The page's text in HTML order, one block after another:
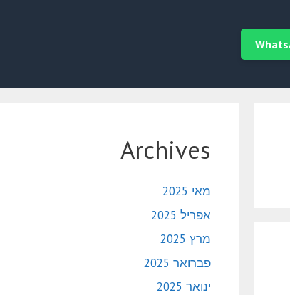
Archives
מאי 2025
אפריל 2025
מרץ 2025
פברואר 2025
ינואר 2025